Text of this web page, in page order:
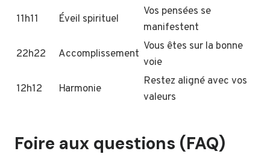
11h11
Éveil spirituel
Vos pensées se
manifestent
22h22
Accomplissement
Vous êtes sur la bonne
voie
12h12
Harmonie
Restez aligné avec vos
valeurs
Foire aux questions (FAQ)